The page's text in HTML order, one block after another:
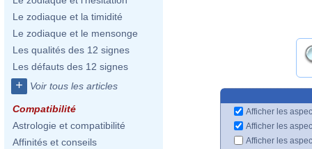
Le zodiaque et la timidité
Le zodiaque et le mensonge
Les qualités des 12 signes
Les défauts des 12 signes
+ Voir tous les articles
Compatibilité
Astrologie et compatibilité
Affinités et conseils
Afficher les
Afficher les
Afficher les